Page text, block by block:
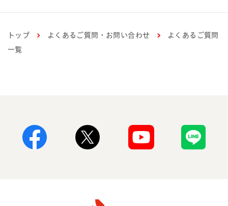
トップ よくあるご質問・お問い合わせ
よくあるご質問
一覧